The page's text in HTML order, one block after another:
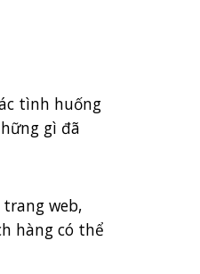
tình huống
gì đã
web,
hàng có thể